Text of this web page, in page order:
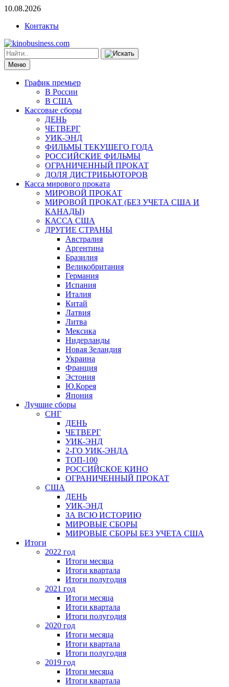
10.08.2026
Контакты
Меню
График премьер
В России
В США
Кассовые сборы
ДЕНЬ
ЧЕТВЕРГ
УИК-ЭНД
ФИЛЬМЫ ТЕКУЩЕГО ГОДА
РОССИЙСКИЕ ФИЛЬМЫ
ОГРАНИЧЕННЫЙ ПРОКАТ
ДОЛЯ ДИСТРИБЬЮТОРОВ
Касса мирового проката
МИРОВОЙ ПРОКАТ
МИРОВОЙ ПРОКАТ (БЕЗ УЧЕТА США И
КАНАДЫ)
КАССА США
ДРУГИЕ СТРАНЫ
Австралия
Аргентина
Бразилия
Великобритания
Германия
Испания
Италия
Китай
Латвия
Литва
Мексика
Нидерланды
Новая Зеландия
Украина
Франция
Эстония
Ю.Корея
Япония
Лучшие сборы
СНГ
ДЕНЬ
ЧЕТВЕРГ
УИК-ЭНД
2-ГО УИК-ЭНДА
ТОП-100
РОССИЙСКОЕ КИНО
ОГРАНИЧЕННЫЙ ПРОКАТ
США
ДЕНЬ
УИК-ЭНД
ЗА ВСЮ ИСТОРИЮ
МИРОВЫЕ СБОРЫ
МИРОВЫЕ СБОРЫ БЕЗ УЧЕТА США
Итоги
2022 год
Итоги месяца
Итоги квартала
Итоги полугодия
2021 год
Итоги месяца
Итоги квартала
Итоги полугодия
2020 год
Итоги месяца
Итоги квартала
Итоги полугодия
2019 год
Итоги месяца
Итоги квартала